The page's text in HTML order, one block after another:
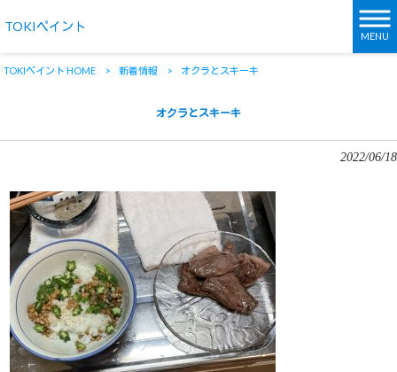
TOKIペイント
MENU
TOKIペイント HOME > 新着情報 > オクラとスキーキ
オクラとスキーキ
2022/06/18